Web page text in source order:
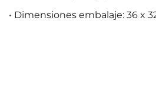
• Dimensiones embalaje: 36 x